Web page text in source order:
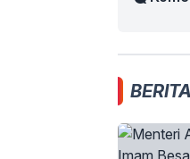
BERITA